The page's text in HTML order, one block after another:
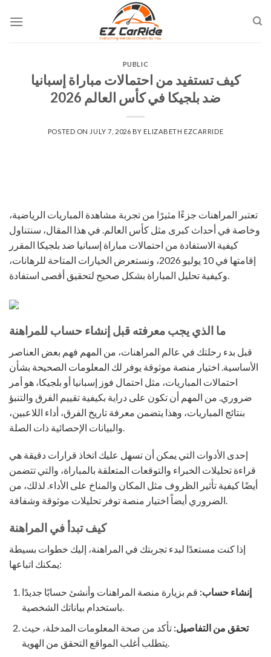
PUBLIC
كيف تستفيد من احتمالات مباراة إسبانيا
ضد بلجيكا في كأس العالم 2026
POSTED ON JULY 7, 2026 BY ELIZABETH EZCARRIDE
تعتبر المراهنات جزءًا مثيرًا من تجربة مشاهدة المباريات الرياضية،
وخاصة في أحداث كبرى مثل كأس العالم. في هذا المقال، سنتناول
كيفية الاستفادة من احتمالات مباراة إسبانيا ضد بلجيكا المقرر
إقامتها في 10 يوليو 2026، ونستعرض الخيارات المتاحة للرهانات،
وكيفية تحليل المباراة بشكل صحيح لتحقيق أقصى استفادة.
ما الذي يجب معرفته قبل إنشاء حساب للمراهنة
قبل بدء رحلتك في عالم المراهنات، من المهم فهم بعض العناصر
الأساسية. اختيار منصة موثوقة يوفر لك المعلومات الصحيحة بشأن
احتمالات المباريات، مثل احتمال فوز إسبانيا أو بلجيكا، هو أمر
ضروري. من المهم أن تكون على دراية بكيفية تقييم الفرق والتنبؤ
بنتائج المباريات، وهذا يتضمن معرفة تاريخ الفرق، أداء اللاعبين،
إحدى الأدوات التي يمكن أن تسهل عليك اتخاذ قرارات دقيقة هي
قراءة تحليلات الخبراء والتوقعات المتعلقة بالمباراة، والتي تتضمن
أيضًا كيفية تأثير الظروف مثل المكان والمناخ على الأداء. لذلك، من
الضروري أيضاً اختيار منصة توفر تحليلات موثوقة وشفافة.
كيف تبدأ في المراهنة
إذا كنت مستعدًا لبدء تجربتك في المراهنة، إليك خطوات بسيطة
يمكنك اتباعها:
إنشاء حساب: قم بزيارة منصة المراهنات وأنشئ حسابًا جديدًا
تحقق من التفاصيل: تأكد من صحة المعلومات المدخلة، حيث
يتطلب أغلب المواقع التحقق من الهوية.